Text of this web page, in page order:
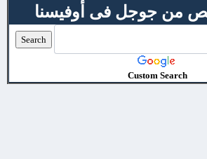
من جوجل فى أوفيسنا
Custom Search